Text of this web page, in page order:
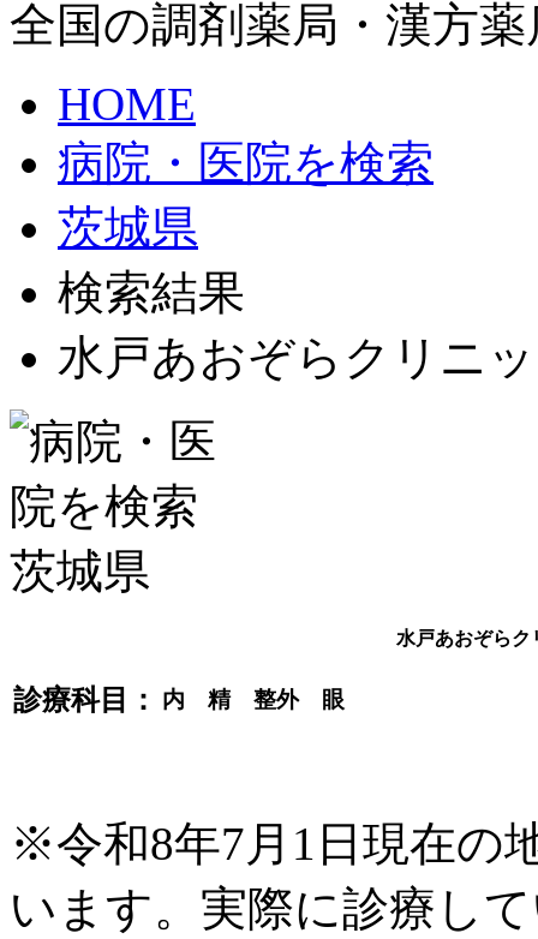
全国の調剤薬局・漢方
HOME
病院・医院を検索
茨城県
検索結果
水戸あおぞらクリニ
水戸あおぞらク
診療科目： 内 精 整外 眼
※令和8年7月1日現在の
います。実際に診療し